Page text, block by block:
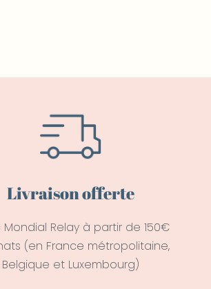
Livraison offerte
Relay à partir de 150€
(en France métropolitaine,
Belgique et Luxembourg)